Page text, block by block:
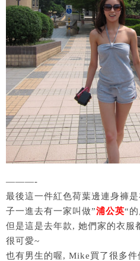
———-
最後這一件紅色荷葉邊連身褲
子一進去有一家叫做”浦公英“
但是這是去年款, 她們家的衣服
很可愛~
也有男生的喔, Mike買了很多